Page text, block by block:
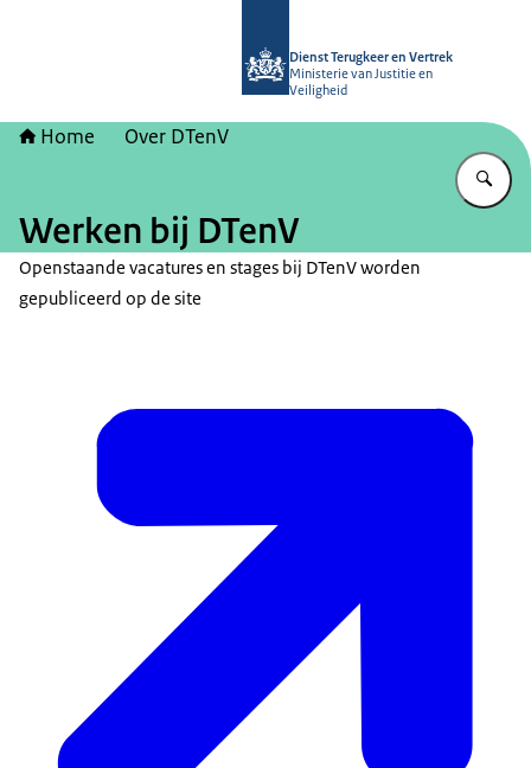
Dienst Terugkeer en Vertrek
Ministerie van Justitie en
Veiligheid
Home Over DTenV
Werken bij DTenV
Openstaande vacatures en stages bij DTenV worden
gepubliceerd op de site